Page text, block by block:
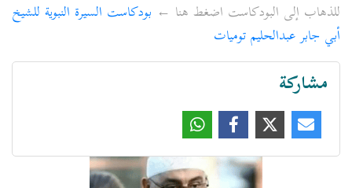
للذهاب إلى البودكاست اضغط هنا ← بودكاست السيرة النبوية للشيخ
أبي جابر عبدالحليم توميات
مشاركة